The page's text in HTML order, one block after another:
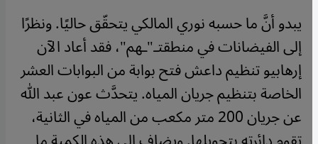
يبدو أنَّ ما حسبه نوري المالكي يتحقّق حاليًا. ونظرًا
إلى الفيضانات في منطقتـ"ـهم"، فقد أعاد الآن
إرهابيو تنظيم داعش فتح بوابة من البوابات العشر
الخاصة بتنظيم جريان المياه. يتحدَّث عون عبد الله
عن جريان 200 متر مكعب من المياه في الثانية،